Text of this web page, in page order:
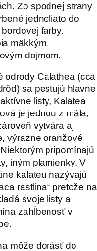
Zo spodnej strany
jednoliato do
farby.
mäkkým,
dojmom.
odrody Calathea (cca
sa pestujú hlavne
listy, Kalatea
je jednou z mála,
vytvára aj
výrazne oranžové
pripomínajú
iným plamienky. V
kalateu nazývajú
rastlina“ pretože na
svoje listy a
zahĺbenosť v
môže dorásť do